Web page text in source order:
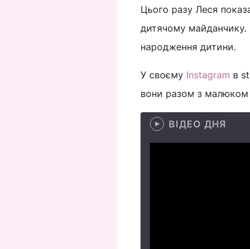
Цього разу Леся
дитячому майданчику.
народження дитини.
У своєму Instagram в
вони разом з малюком
ВІДЕО ДНЯ